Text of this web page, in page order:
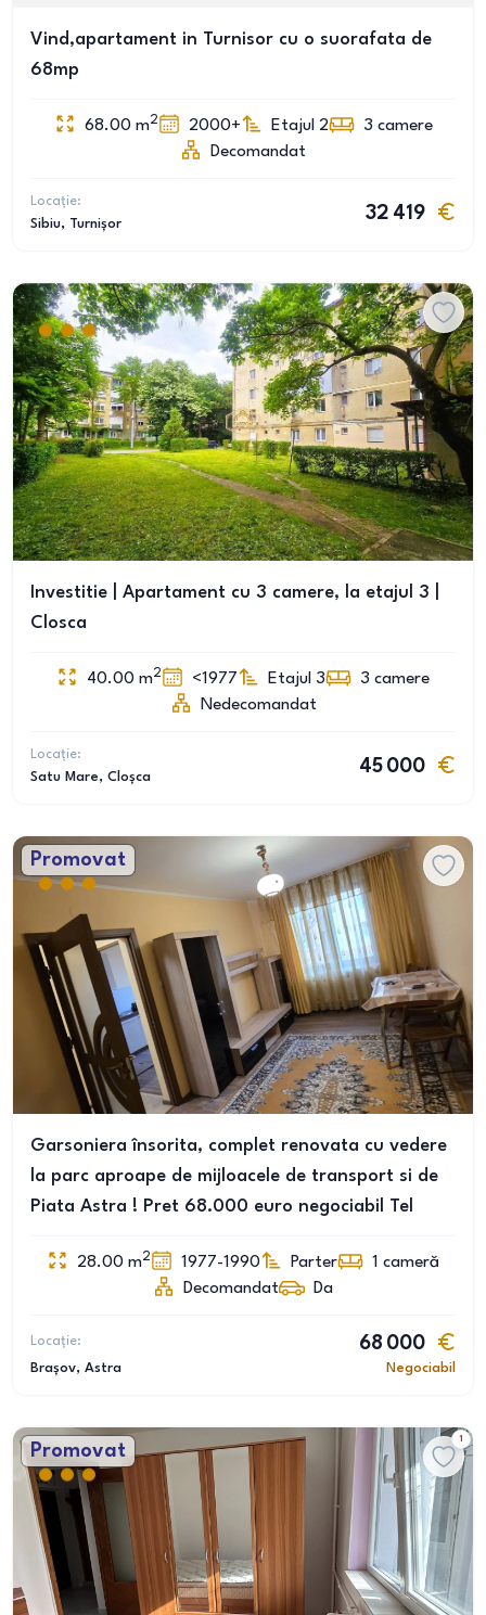
Vind,apartament in Turnisor cu o suorafata de
68mp
68.00 m2 2000+ Etajul 2 3 camere
Decomandat
Locație:
Sibiu, Turnișor
32 419
Investitie | Apartament cu 3 camere, la etajul 3 |
Closca
40.00 m2 <1977 Etajul 3 3 camere
Nedecomandat
Locație:
Satu Mare, Cloșca
45 000
Promovat
Garsoniera însorita, complet renovata cu vedere
la parc aproape de mijloacele de transport si de
Piata Astra ! Pret 68.000 euro negociabil Tel
28.00 m2 1977-1990 Parter 1 cameră
Decomandat
Da
Locație:
Brașov, Astra
68 000
Negociabil
Promovat
1